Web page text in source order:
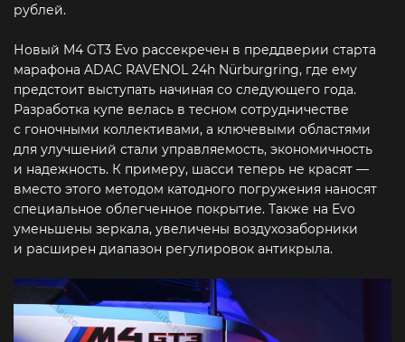
рублей.
Новый M4 GT3 Evo рассекречен в преддверии старта
марафона ADAC RAVENOL 24h Nürburgring, где ему
предстоит выступать начиная со следующего года.
Разработка купе велась в тесном сотрудничестве
с гоночными коллективами, а ключевыми областями
для улучшений стали управляемость, экономичность
и надежность. К примеру, шасси теперь не красят —
вместо этого методом катодного погружения наносят
специальное облегченное покрытие. Также на Evo
уменьшены зеркала, увеличены воздухозаборники
и расширен диапазон регулировок антикрыла.